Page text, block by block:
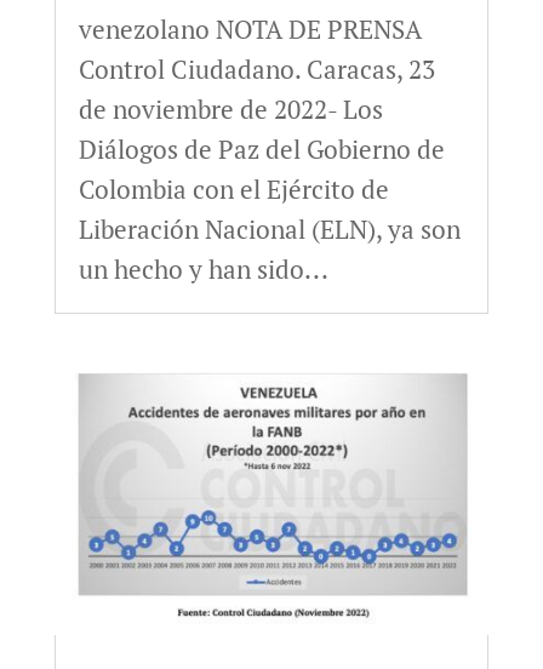
venezolano NOTA DE PRENSA
Control Ciudadano. Caracas, 23
de noviembre de 2022- Los
Diálogos de Paz del Gobierno de
Colombia con el Ejército de
Liberación Nacional (ELN), ya son
un hecho y han sido...